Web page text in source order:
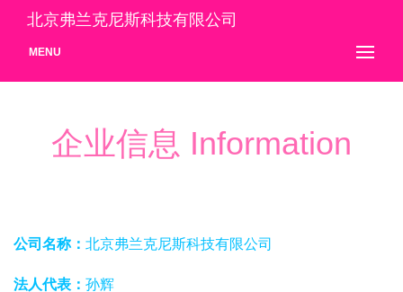
北京弗兰克尼斯科技有限公司
MENU
企业信息 Information
公司名称： 北京弗兰克尼斯科技有限公司
法人代表： 孙辉